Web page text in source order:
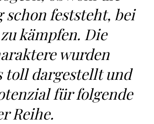
schon feststeht, bei
kämpfen. Die
wurden
toll dargestellt und
für folgende
Reihe.